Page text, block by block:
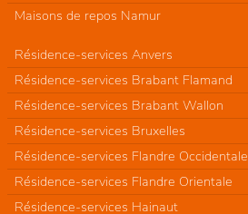
Maisons de repos Namur
Résidence-services Anvers
Résidence-services Brabant Flamand
Résidence-services Brabant Wallon
Résidence-services Bruxelles
Résidence-services Flandre Occidentale
Résidence-services Flandre Orientale
Résidence-services Hainaut